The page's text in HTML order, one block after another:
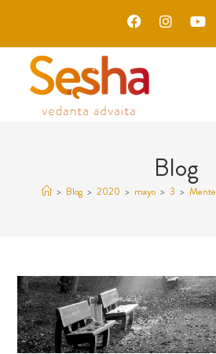
Blog
> Blog > 2020 > mayo > 3 > Mente